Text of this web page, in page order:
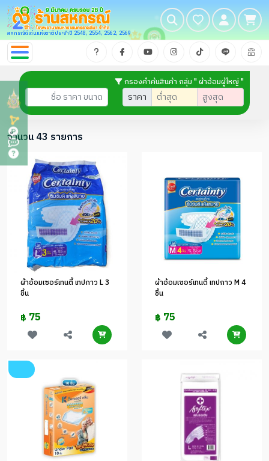
สหกรณ์ดีเด่นแห่งชาติประจำปี 2548, 2554, 2562, 2569
กรองคำค้นสินค้า กลุ่ม " ผ้าอ้อมผู้ใหญ่ "
ราคา
จำนวน 43 รายการ
ผ้าอ้อมเซอร์เทนตี้ เทปกาว L 3
ชิ้น
฿ 75
ผ้าอ้อมเซอร์เทนตี้ เทปกาว M 4
ชิ้น
฿ 75